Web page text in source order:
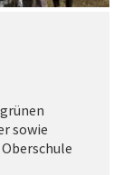
sowie